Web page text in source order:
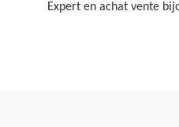
Expert en achat vente